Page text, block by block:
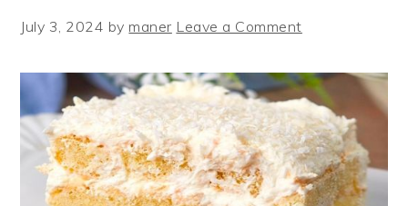
July 3, 2024 bymaner Leave a Comment